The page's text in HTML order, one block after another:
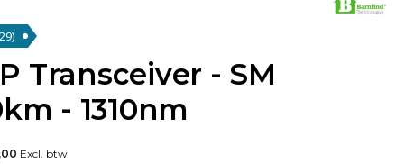
Transceiver - SM
- 1310nm
Excl. btw